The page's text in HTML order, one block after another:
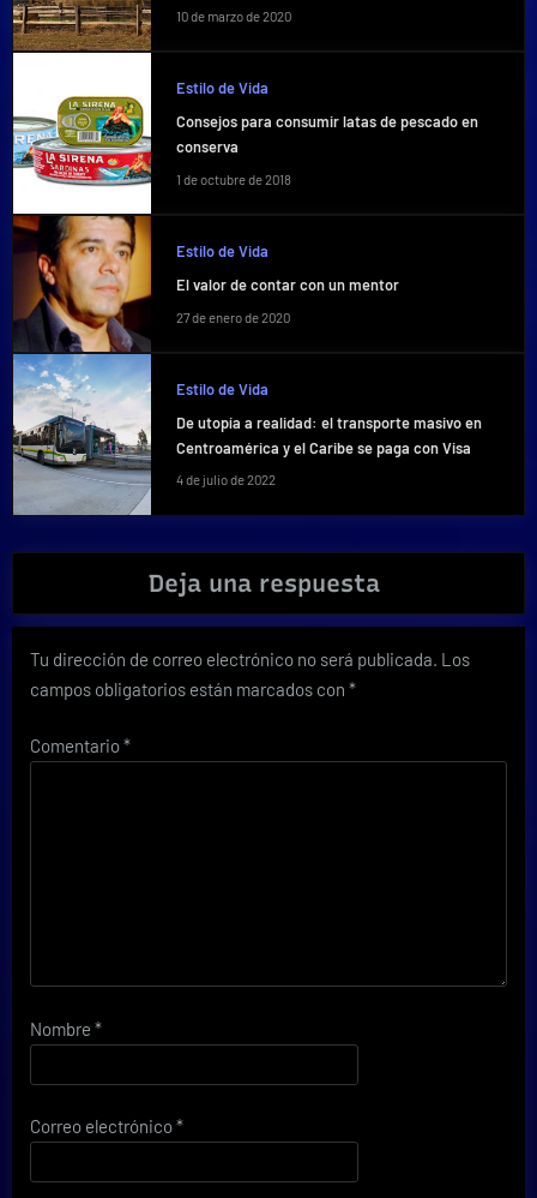
10 de marzo de 2020
Estilo de Vida
Consejos para consumir latas de pescado en
conserva
1 de octubre de 2018
Estilo de Vida
El valor de contar con un mentor
27 de enero de 2020
Estilo de Vida
De utopía a realidad: el transporte masivo en
Centroamérica y el Caribe se paga con Visa
4 de julio de 2022
Deja una respuesta
Tu dirección de correo electrónico no será publicada. Los
campos obligatorios están marcados con *
Comentario*
Nombre *
Correo electrónico*